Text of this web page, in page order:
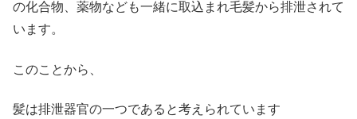
の化合物、薬物なども一緒に取込まれ毛髪から排泄されて
います。
このことから、
髪は排泄器官の一つであると考えられています